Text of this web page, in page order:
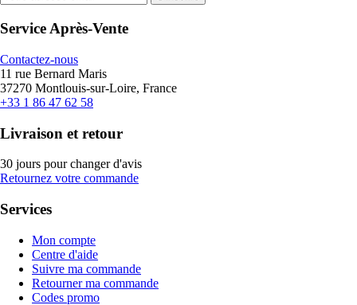
Service Après-Vente
Contactez-nous
11 rue Bernard Maris
37270 Montlouis-sur-Loire, France
+33 1 86 47 62 58
Livraison et retour
30 jours pour changer d'avis
Retournez votre commande
Services
Mon compte
Centre d'aide
Suivre ma commande
Retourner ma commande
Codes promo